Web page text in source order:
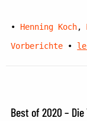
• Henning Koch,
Vorberichte
•
Best of 2020 – Die